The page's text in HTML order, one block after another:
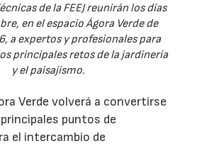
de la FEEJ reunirán los días
en el espacio Ágora Verde de
a expertos y profesionales para
principales retos de la jardinería
y el paisajismo.
Verde volverá a convertirse
puntos de
el intercambio de